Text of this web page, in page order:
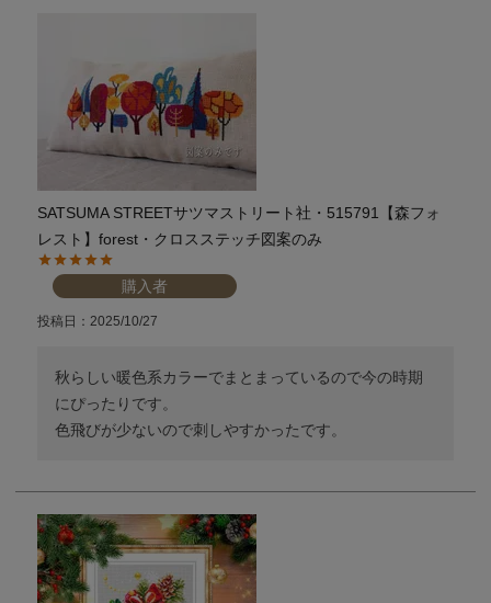
SATSUMA STREETサツマストリート社・515791【森フォ
レスト】forest・クロスステッチ図案のみ
購入者
投稿日 2025/10/27
秋らしい暖色系カラーでまとまっているので今の時期
にぴったりです。
色飛びが少ないので刺しやすかったです。